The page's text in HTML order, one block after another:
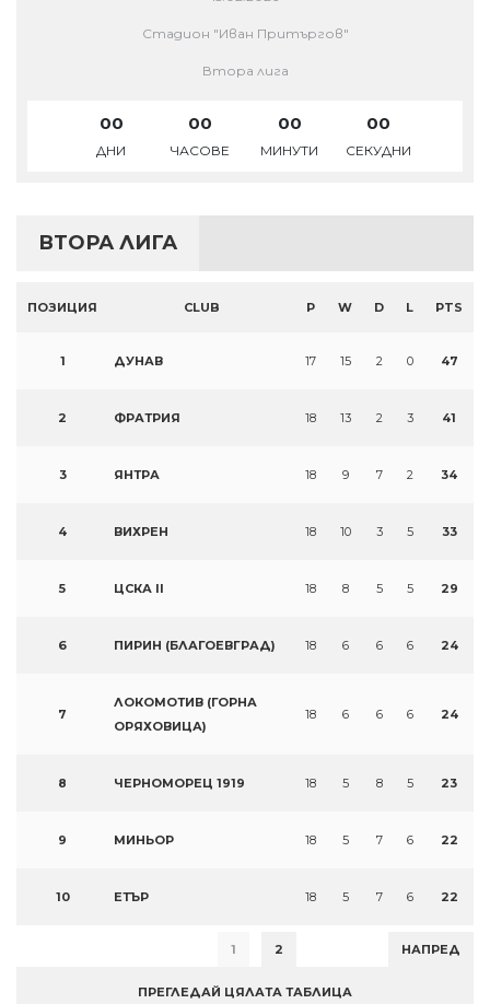
Стадион "Иван Притъргов"
Втора лига
00
ДНИ
00
ЧАСОВЕ
00
МИНУТИ
00
СЕКУДНИ
ВТОРА ЛИГА
ПОЗИЦИЯ CLUB P W D L PTS
1 ДУНАВ 17 15 2 0 47
2 ФРАТРИЯ 18 13 2 3 41
3 ЯНТРА 18 9 7 2 34
4 ВИХРЕН 18 10 3 5 33
5 ЦСКА II 18 8 5 5 29
6 ПИРИН (БЛАГОЕВГРАД) 18 6 6 6 24
7
ЛОКОМОТИВ (ГОРНА
ОРЯХОВИЦА)
18 6 6 6 24
8 ЧЕРНОМОРЕЦ 1919 18 5 8 5 23
9 МИНЬОР 18 5 7 6 22
10 ЕТЪР 18 5 7 6 22
1 2 НАПРЕД
ПРЕГЛЕДАЙ ЦЯЛАТА ТАБЛИЦА